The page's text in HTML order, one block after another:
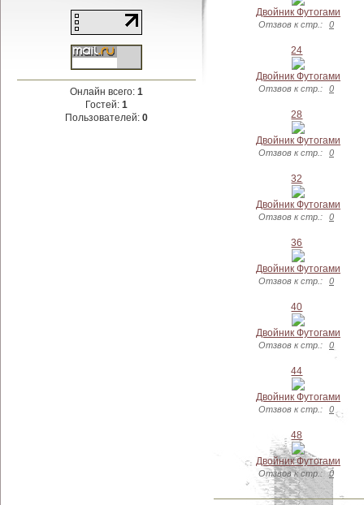
Онлайн всего: 1
Гостей: 1
Пользователей: 0
Двойник Футогами
Отзвов к стр.: 0
24
Двойник Футогами
Отзвов к стр.: 0
28
Двойник Футогами
Отзвов к стр.: 0
32
Двойник Футогами
Отзвов к стр.: 0
36
Двойник Футогами
Отзвов к стр.: 0
40
Двойник Футогами
Отзвов к стр.: 0
44
Двойник Футогами
Отзвов к стр.: 0
48
Двойник Футогами
Отзвов к стр.: 0